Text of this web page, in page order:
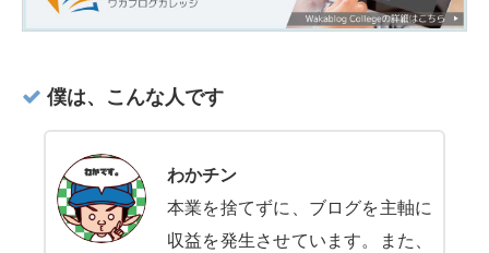
僕は、こんな人です
わかチン
本業を捨てずに、ブログを主軸に
収益を発生させています。また、